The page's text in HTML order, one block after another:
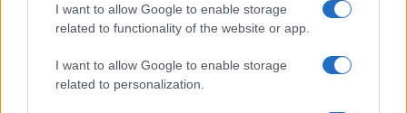
I want to allow Google to enable storage
related to functionality of the website or app.
I want to allow Google to enable storage
related to personalization.
Auto prende fuoco sulla strada statale 125 a
Olbia, cosa è successo
Incidente sulla 125 a Olbia, due auto coinvolte: